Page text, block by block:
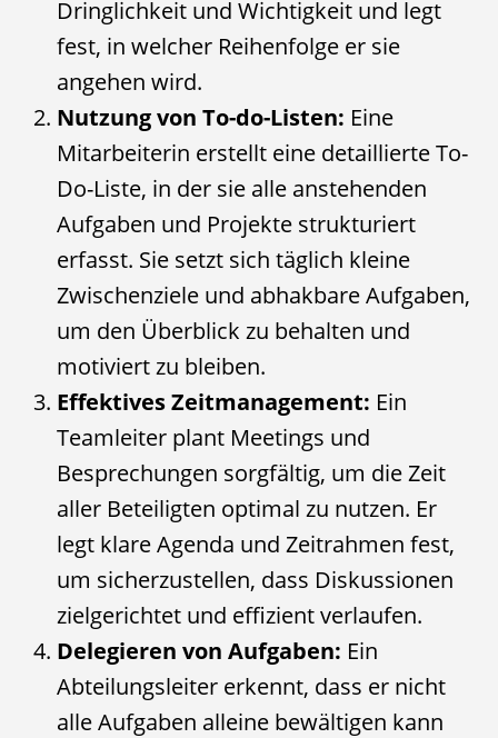
Dringlichkeit und Wichtigkeit und legt
fest, in welcher Reihenfolge er sie
angehen wird.
Nutzung von To-do-Listen: Eine
Mitarbeiterin erstellt eine detaillierte To-
Do-Liste, in der sie alle anstehenden
Aufgaben und Projekte strukturiert
erfasst. Sie setzt sich täglich kleine
Zwischenziele und abhakbare Aufgaben,
um den Überblick zu behalten und
motiviert zu bleiben.
Effektives Zeitmanagement: Ein
Teamleiter plant Meetings und
Besprechungen sorgfältig, um die Zeit
aller Beteiligten optimal zu nutzen. Er
legt klare Agenda und Zeitrahmen fest,
um sicherzustellen, dass Diskussionen
zielgerichtet und effizient verlaufen.
Delegieren von Aufgaben: Ein
Abteilungsleiter erkennt, dass er nicht
alle Aufgaben alleine bewältigen kann